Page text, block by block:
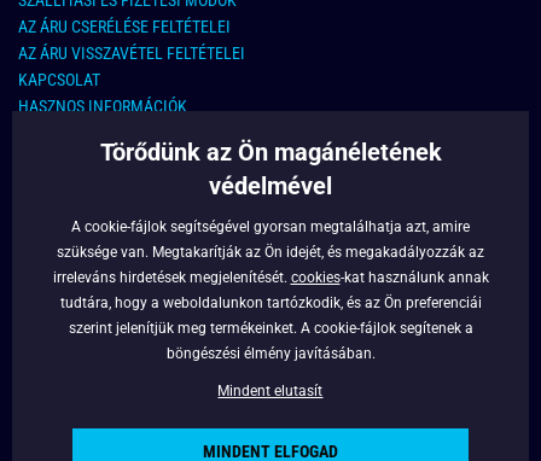
AZ ÁRU CSERÉLÉSE FELTÉTELEI
AZ ÁRU VISSZAVÉTEL FELTÉTELEI
KAPCSOLAT
HASZNOS INFORMÁCIÓK
KAPCSOLAT
info@legyferfi.hu
FONTOS INFORMÁCIÓK
RÓLUNK
Törődünk az Ön magánéletének
védelmével
A cookie-fájlok segítségével gyorsan megtalálhatja azt, amire
szüksége van. Megtakarítják az Ön idejét, és megakadályozzák az
irreleváns hirdetések megjelenítését. cookies-kat használunk annak
tudtára, hogy a weboldalunkon tartózkodik, és az Ön preferenciái
szerint jelenítjük meg termékeinket. A cookie-fájlok segítenek a
böngészési élmény javításában.
Mindent elutasít
MINDENT ELFOGAD